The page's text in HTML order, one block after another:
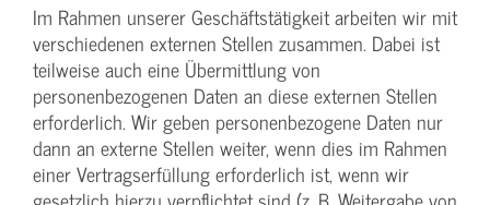
Im Rahmen unserer Geschäftstätigkeit arbeiten wir mit
verschiedenen externen Stellen zusammen. Dabei ist
teilweise auch eine Übermittlung von
personenbezogenen Daten an diese externen Stellen
erforderlich. Wir geben personenbezogene Daten nur
dann an externe Stellen weiter, wenn dies im Rahmen
einer Vertragserfüllung erforderlich ist, wenn wir